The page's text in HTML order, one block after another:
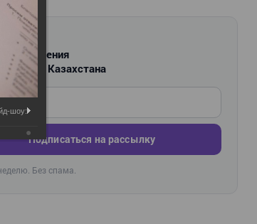
и изменения
Казахстана
ваш e-mail
Подписаться на рассылку
Без спама.
шоу: